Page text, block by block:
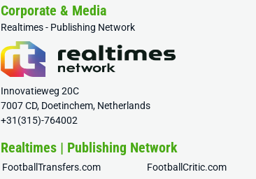
Corporate & Media
Realtimes - Publishing Network
Innovatieweg 20C
7007 CD, Doetinchem, Netherlands
+31(315)-764002
Realtimes | Publishing Network
FootballTransfers.com
FootballCritic.com